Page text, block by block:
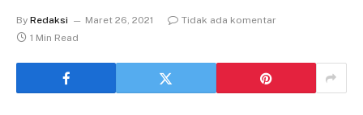
By Redaksi Maret 26, 2021
Tidak ada komentar
1 Min Read